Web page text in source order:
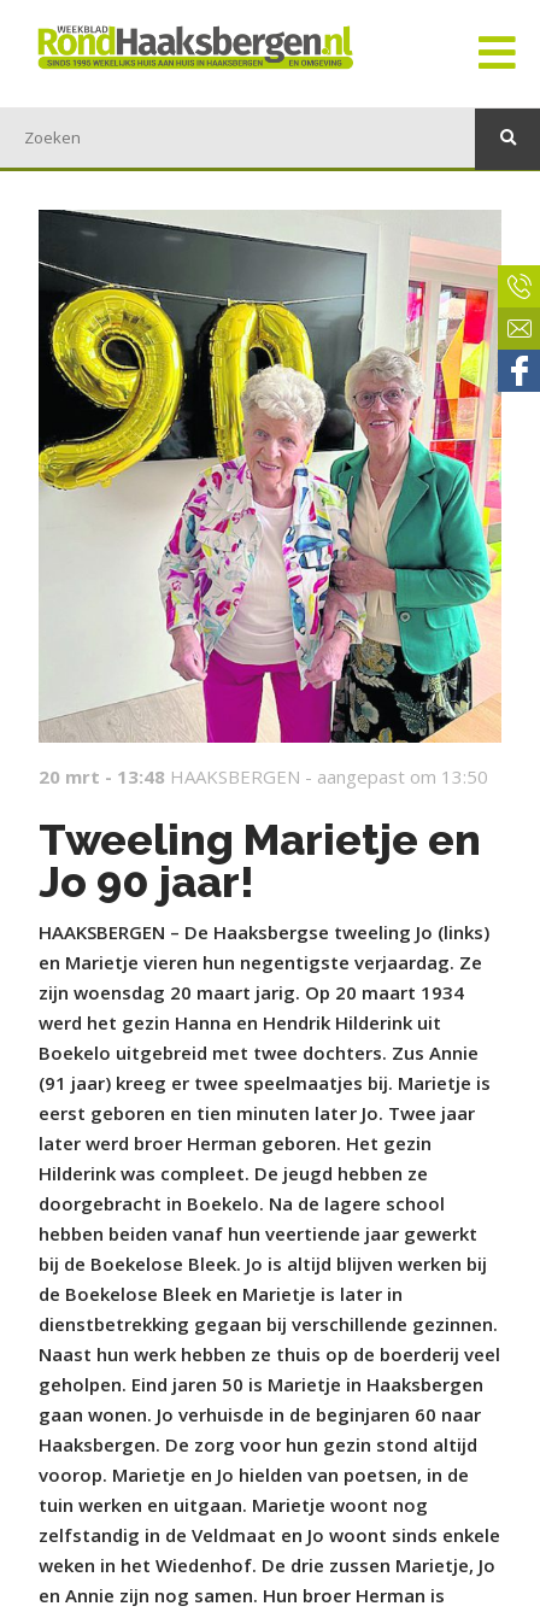
20 mrt - 13:48 HAAKSBERGEN - aangepast om 13:50
Tweeling Marietje en
Jo 90 jaar!
HAAKSBERGEN – De Haaksbergse tweeling Jo (links)
en Marietje vieren hun negentigste verjaardag. Ze
zijn woensdag 20 maart jarig. Op 20 maart 1934
werd het gezin Hanna en Hendrik Hilderink uit
Boekelo uitgebreid met twee dochters. Zus Annie
(91 jaar) kreeg er twee speelmaatjes bij. Marietje is
eerst geboren en tien minuten later Jo. Twee jaar
later werd broer Herman geboren. Het gezin
Hilderink was compleet. De jeugd hebben ze
doorgebracht in Boekelo. Na de lagere school
hebben beiden vanaf hun veertiende jaar gewerkt
bij de Boekelose Bleek. Jo is altijd blijven werken bij
de Boekelose Bleek en Marietje is later in
dienstbetrekking gegaan bij verschillende gezinnen.
Naast hun werk hebben ze thuis op de boerderij veel
geholpen. Eind jaren 50 is Marietje in Haaksbergen
gaan wonen. Jo verhuisde in de beginjaren 60 naar
Haaksbergen. De zorg voor hun gezin stond altijd
voorop. Marietje en Jo hielden van poetsen, in de
tuin werken en uitgaan. Marietje woont nog
zelfstandig in de Veldmaat en Jo woont sinds enkele
weken in het Wiedenhof. De drie zussen Marietje, Jo
en Annie zijn nog samen. Hun broer Herman is